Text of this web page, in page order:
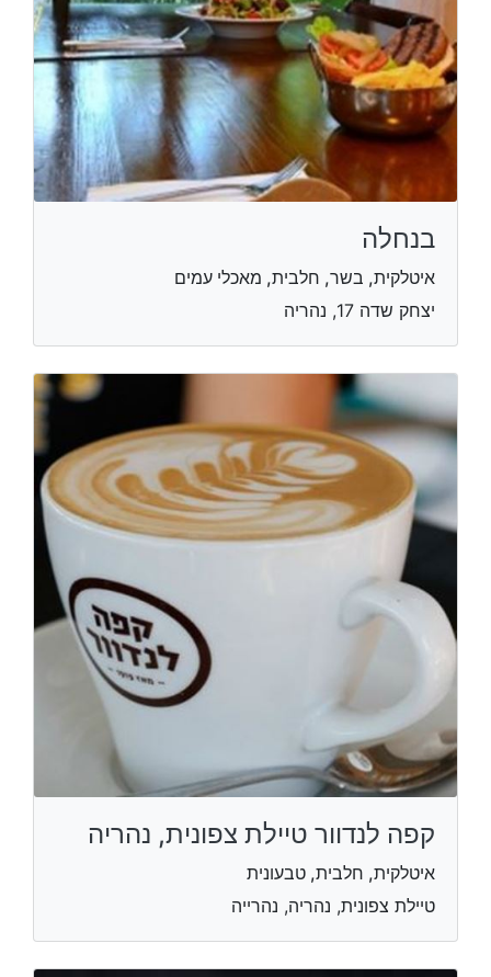
בנחלה
איטלקית, בשר, חלבית, מאכלי עמים
יצחק שדה 17, נהריה
קפה לנדוור טיילת צפונית, נהריה
איטלקית, חלבית, טבעונית
טיילת צפונית, נהריה, נהרייה